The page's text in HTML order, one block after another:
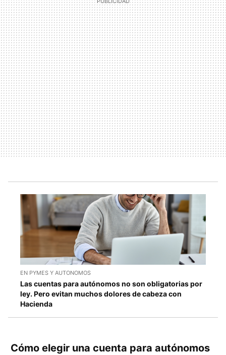
EN PYMES Y AUTONOMOS
Las cuentas para autónomos no son obligatorias por
ley. Pero evitan muchos dolores de cabeza con
Hacienda
Cómo elegir una cuenta para autónomos